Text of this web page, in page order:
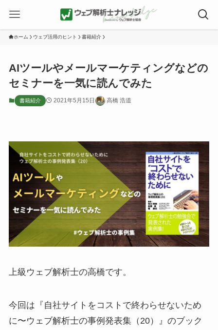
ホーム ウェブ活用のヒント 書籍紹介
AIツールやメールマーケティングなどの
セミナーを一気に読んでみた
書籍紹介 2021年5月15日 高橋 浩道
上級ウェブ解析士の高橋です。
今回は『自社サイトをコストで終わらせないため
に〜ウェブ解析士の事例発表集（20）』のブック